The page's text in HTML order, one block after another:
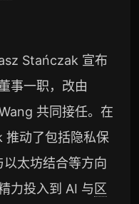
Stańczak 宣布
事一职，改由
共同接任。在
动了包括隐私保
以太坊结合等方向
力投入到 AI 与 区